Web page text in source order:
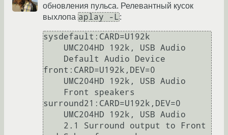
обновления пульса. Релевантный кусок
выхлопа aplay -L:
sysdefault:CARD=U192k
front:CARD=U192k,DEV=0
surround21:CARD=U192k,DEV=0